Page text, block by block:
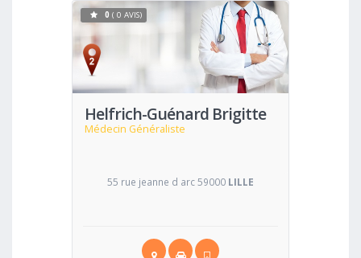
Helfrich-Guénard Brigitte
Médecin Généraliste
Voir
0 ( 0 AVIS)
55 rue jeanne d arc 59000 LILLE